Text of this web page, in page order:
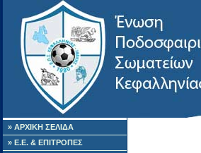
» ΑΡΧΙΚΗ ΣΕΛΙΔΑ
» Ε.Ε. & ΕΠΙΤΡΟΠΕΣ